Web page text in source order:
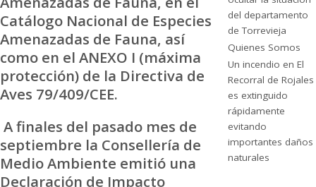
Catálogo Nacional de Especies
Amenazadas de Fauna, así
como en el ANEXO I (máxima
protección) de la Directiva de
Aves 79/409/CEE.
A finales del pasado mes de
septiembre la Consellería de
Medio Ambiente emitió una
Declaración de Impacto
del departamento
de Torrevieja
Quienes Somos
Un incendio en El
Recorral de Rojales
es extinguido
rápidamente
evitando
importantes daños
naturales